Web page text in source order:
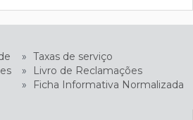
» Taxas de serviço
»
Livro de Reclamações
» Ficha Informativa Normalizada